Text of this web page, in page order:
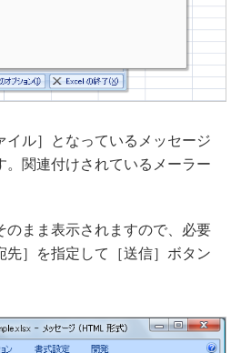
イル］となっているメッセージ
。関連付けされているメーラー
のまま表示されますので、必要
先］を指定して［送信］ボタン